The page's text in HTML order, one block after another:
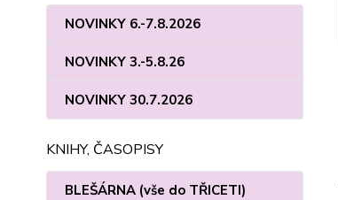
NOVINKY 6.-7.8.2026
NOVINKY 3.-5.8.26
NOVINKY 30.7.2026
KNIHY, ČASOPISY
BLEŠÁRNA (vše do TŘICETI)